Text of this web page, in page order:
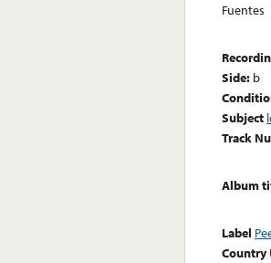
Fuentes
Side: b
Subject
Track
Album
Label
Country